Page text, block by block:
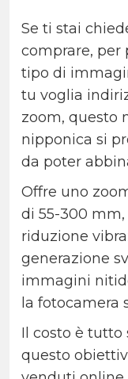
Se ti stai
comprare, per
tipo di
tu voglia
zoom, questo
nipponica si
da poter
Offre uno
di 55-300
riduzione
generazione
immagini
la fotocamera
Il costo è
questo